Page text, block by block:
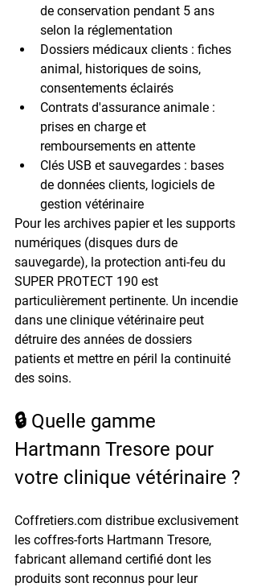
de conservation pendant 5 ans
selon la réglementation
Dossiers médicaux clients : fiches
animal, historiques de soins,
consentements éclairés
Contrats d'assurance animale :
prises en charge et
remboursements en attente
Clés USB et sauvegardes : bases
de données clients, logiciels de
gestion vétérinaire
Pour les archives papier et les supports
numériques (disques durs de
sauvegarde), la protection anti-feu du
SUPER PROTECT 190 est
particulièrement pertinente. Un incendie
dans une clinique vétérinaire peut
détruire des années de dossiers
patients et mettre en péril la continuité
des soins.
🔒 Quelle gamme
Hartmann Tresore pour
votre clinique vétérinaire ?
Coffretiers.com distribue exclusivement
les coffres-forts Hartmann Tresore,
fabricant allemand certifié dont les
produits sont reconnus pour leur